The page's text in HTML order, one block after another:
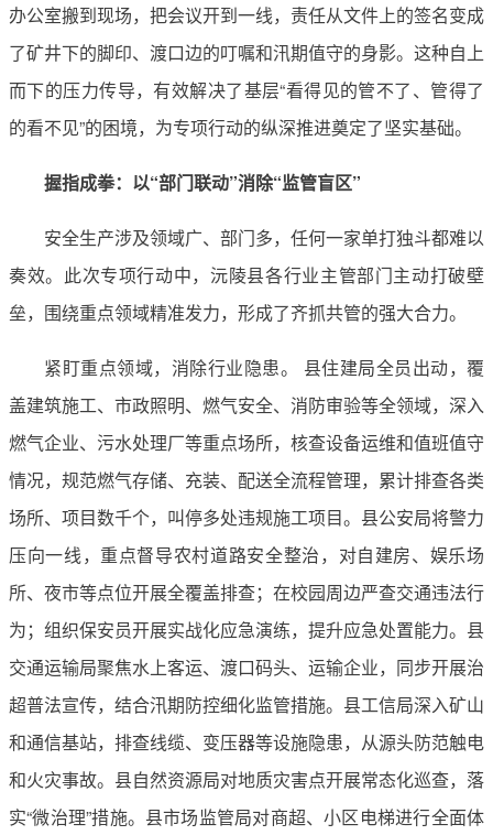
办公室搬到现场，把会议开到一线，责任从文件上的签名变成
了矿井下的脚印、渡口边的叮嘱和汛期值守的身影。这种自上
而下的压力传导，有效解决了基层“看得见的管不了、管得了
的看不见”的困境，为专项行动的纵深推进奠定了坚实基础。
握指成拳：以“部门联动”消除“监管盲区”
安全生产涉及领域广、部门多，任何一家单打独斗都难以
奏效。此次专项行动中，沅陵县各行业主管部门主动打破壁
垒，围绕重点领域精准发力，形成了齐抓共管的强大合力。
紧盯重点领域，消除行业隐患。 县住建局全员出动，覆
盖建筑施工、市政照明、燃气安全、消防审验等全领域，深入
燃气企业、污水处理厂等重点场所，核查设备运维和值班值守
情况，规范燃气存储、充装、配送全流程管理，累计排查各类
场所、项目数千个，叫停多处违规施工项目。县公安局将警力
压向一线，重点督导农村道路安全整治，对自建房、娱乐场
所、夜市等点位开展全覆盖排查；在校园周边严查交通违法行
为；组织保安员开展实战化应急演练，提升应急处置能力。县
交通运输局聚焦水上客运、渡口码头、运输企业，同步开展治
超普法宣传，结合汛期防控细化监管措施。县工信局深入矿山
和通信基站，排查线缆、变压器等设施隐患，从源头防范触电
和火灾事故。县自然资源局对地质灾害点开展常态化巡查，落
实“微治理”措施。县市场监管局对商超、小区电梯进行全面体